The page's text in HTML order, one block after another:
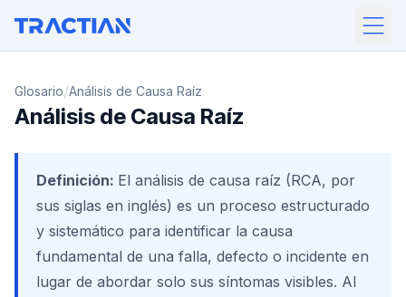
Glosario/Análisis de Causa Raíz
Análisis de Causa Raíz
Definición: El análisis de causa raíz (RCA, por
sus siglas en inglés) es un proceso estructurado
y sistemático para identificar la causa
fundamental de una falla, defecto o incidente en
lugar de abordar solo sus síntomas visibles. Al